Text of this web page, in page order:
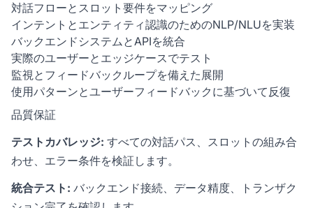
対話フローとスロット要件をマッピング
インテントとエンティティ認識のためのNLP/NLUを実装
バックエンドシステムとAPIを統合
実際のユーザーとエッジケースでテスト
監視とフィードバックループを備えた展開
使用パターンとユーザーフィードバックに基づいて反復
品質保証
テストカバレッジ: すべての対話パス、スロットの組み合
わせ、エラー条件を検証します。
統合テスト: バックエンド接続、データ精度、トランザク